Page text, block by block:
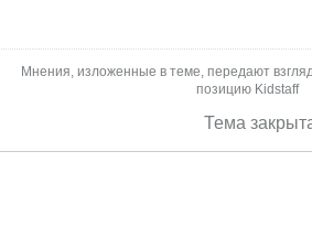
Мнения, изложенные в теме, передают
позицию Kidstaff
Тема